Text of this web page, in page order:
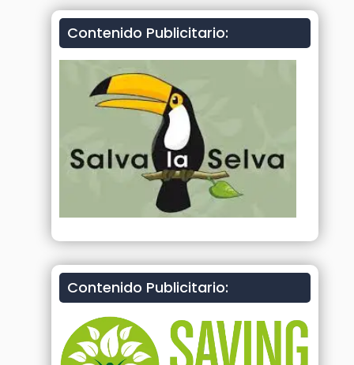
Contenido Publicitario:
Contenido Publicitario: